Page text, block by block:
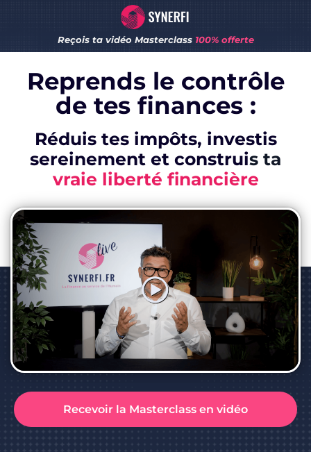
Reçois ta vidéo Masterclass 100% offerte
Reprends le contrôle
de tes finances :
Réduis tes impôts, investis
sereinement et construis ta
vraie liberté financière
Recevoir la Masterclass en vidéo